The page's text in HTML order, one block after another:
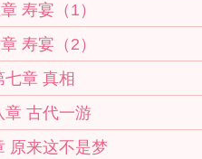
寿宴（1）
寿宴（2）
七章 真相
章 古代一游
原来这不是梦